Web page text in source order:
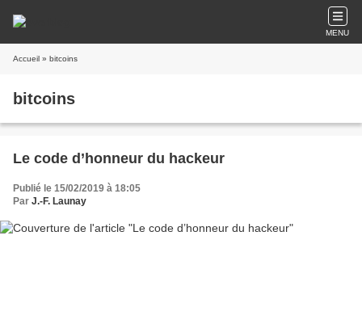
MENU
Accueil » bitcoins
bitcoins
Le code d’honneur du hackeur
Publié le 15/02/2019 à 18:05
Par J.-F. Launay